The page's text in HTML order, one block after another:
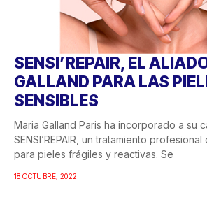
SENSI’REPAIR, EL
GALLAND PARA LAS
SENSIBLES
Maria Galland Paris ha incorporado a su
SENSI’REPAIR, un tratamiento
para pieles frágiles y reactivas. Se
18 OCTUBRE, 2022